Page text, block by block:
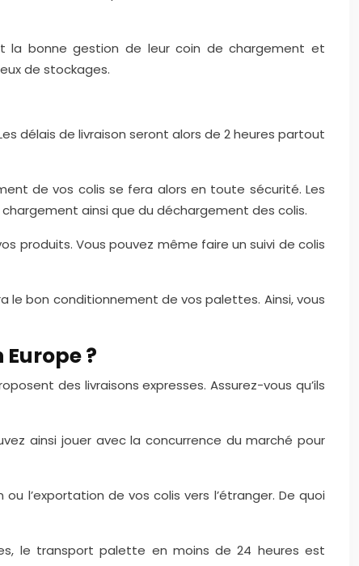
la bonne gestion de leur coin de chargement et
de stockages.
délais de livraison seront alors de 2 heures partout
de vos colis se fera alors en toute sécurité. Les
ainsi que du déchargement des colis.
produits. Vous pouvez même faire un suivi de colis
le bon conditionnement de vos palettes. Ainsi, vous
?
des livraisons expresses. Assurez-vous qu’ils
ainsi jouer avec la concurrence du marché pour
l’exportation de vos colis vers l’étranger. De quoi
le transport palette en moins de 24 heures est